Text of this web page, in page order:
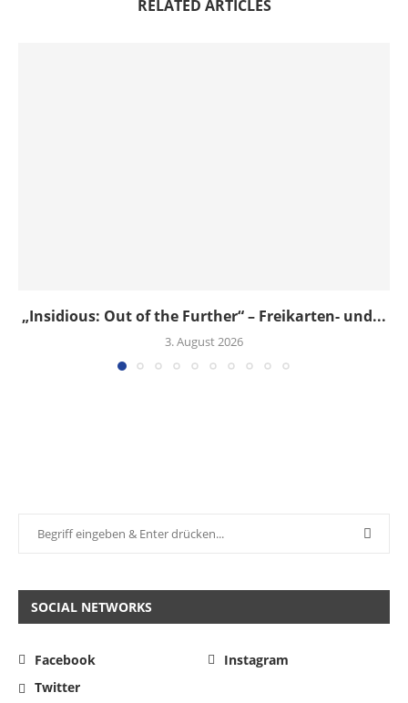
RELATED ARTICLES
„Insidious: Out of the Further“ – Freikarten- und...
3. August 2026
SOCIAL NETWORKS
Facebook
Instagram
Twitter